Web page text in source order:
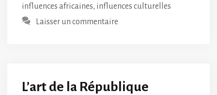
influences africaines, influences culturelles
Laisser un commentaire
L’art de la République